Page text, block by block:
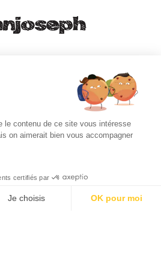
DAVSO - 13001 MARSEILLE
le contenu de ce site vous intéresse
on aimerait bien vous accompagner
certifiés par
Je choisis OK pour moi